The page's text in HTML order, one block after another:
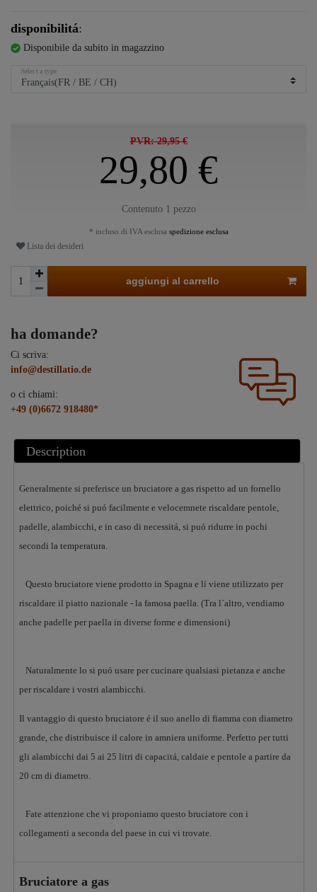
disponibilitá:
Disponibile da subito in magazzino
Select a type
PVR: 29,95 €
29,80 €
Contenuto 1 pezzo
* incluso di IVA esclusa spedizione esclusa
Lista dei desideri
aggiungi al carrello
ha domande?
Ci scriva:
info@destillatio.de
o ci chiami:
+49 (0)6672 918480*
Description
Generalmente si preferisce un bruciatore a gas rispetto ad un fornello
elettrico, poiché si puó facilmente e velocemnete riscaldare pentole,
padelle, alambicchi, e in caso di necessitá, si puó ridurre in pochi
secondi la temperatura.
Questo bruciatore viene prodotto in Spagna e lí viene utilizzato per
riscaldare il piatto nazionale - la famosa paella. (Tra l´altro, vendiamo
anche padelle per paella in diverse forme e dimensioni)
Naturalmente lo si puó usare per cucinare qualsiasi pietanza e anche
per riscaldare i vostri alambicchi.
Il vantaggio di questo bruciatore é il suo anello di fiamma con diametro
grande, che distribuisce il calore in amniera uniforme. Perfetto per tutti
gli alambicchi dai 5 ai 25 litri di capacitá, caldaie e pentole a partire da
20 cm di diametro.
Fate attenzione che vi proponiamo questo bruciatore con i
collegamenti a seconda del paese in cui vi trovate.
Bruciatore a gas